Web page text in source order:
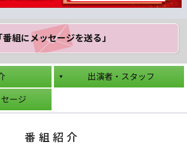
「番組にメッセージを送る」
出演者・スタッフ
ージ
番組紹介